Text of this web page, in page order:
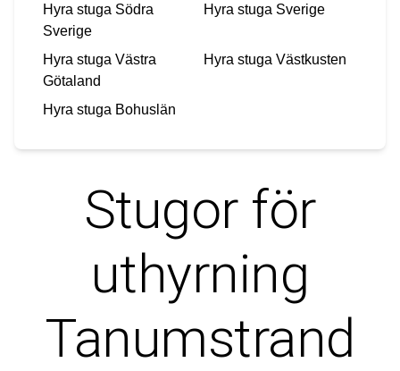
Hyra stuga Södra
Sverige
Hyra stuga Sverige
Hyra stuga Västra
Götaland
Hyra stuga Västkusten
Hyra stuga Bohuslän
Stugor för
uthyrning
Tanumstrand